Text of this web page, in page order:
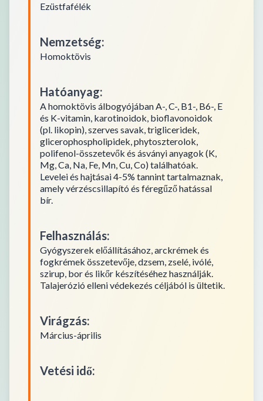
Ezüstfafélék
Nemzetség:
Homoktövis
Hatóanyag:
A homoktövis álbogyójában A-, C-, B1-, B6-, E
és K-vitamin, karotinoidok, bioflavonoidok
(pl. likopin), szerves savak, trigliceridek,
glicerophospholipidek, phytoszterolok,
polifenol-összetevők és ásványi anyagok (K,
Mg, Ca, Na, Fe, Mn, Cu, Co) találhatóak.
Levelei és hajtásai 4-5% tannint tartalmaznak,
amely vérzéscsillapító és féregűző hatással
bír.
Felhasználás:
Gyógyszerek előállításához, arckrémek és
fogkrémek összetevője, dzsem, zselé, ivólé,
szirup, bor és likőr készítéséhez használják.
Talajerózió elleni védekezés céljából is ültetik.
Virágzás:
Március-április
Vetési idő: